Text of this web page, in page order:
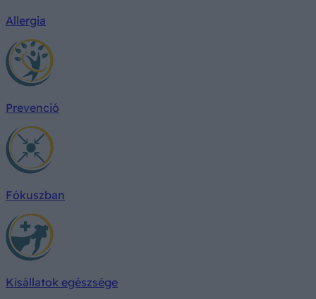
Allergia
Prevenció
Fókuszban
Kisállatok egészsége